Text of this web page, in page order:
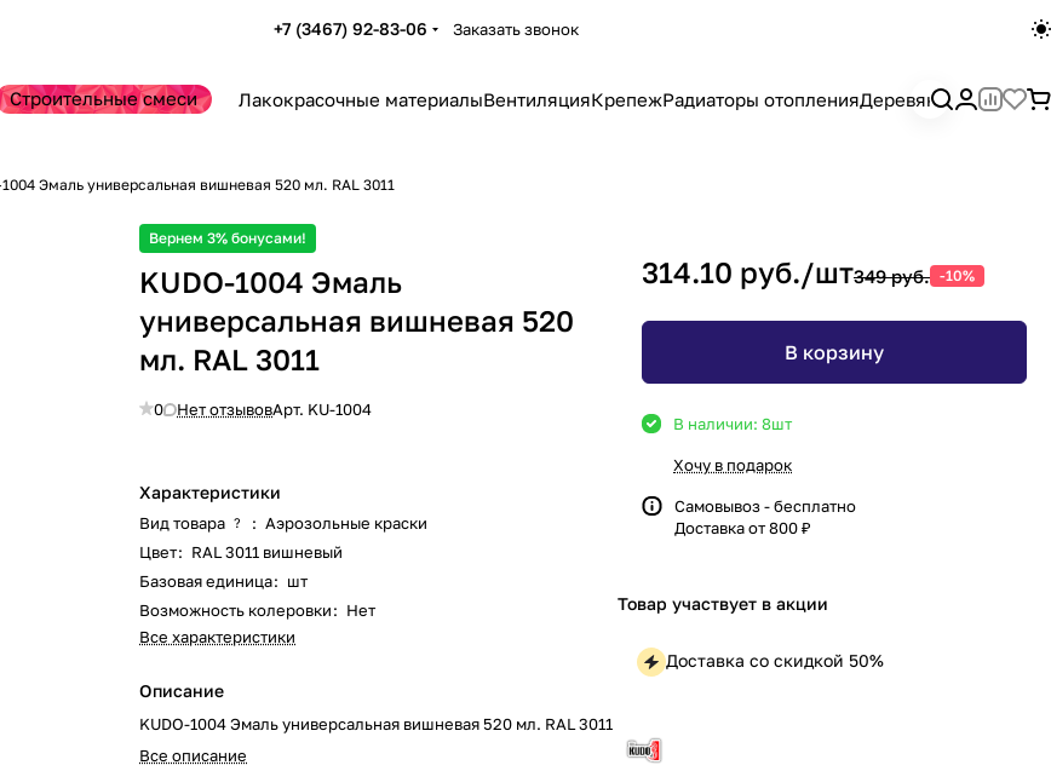
+7 (3467) 92-83-06 Заказать звонок
Строительные смеси Лакокрасочные материалыВентиляцияКрепежРадиаторы отопленияДеревянный
1004 Эмаль универсальная вишневая 520 мл. RAL 3011
Вернем 3% бонусами!
KUDO-1004 Эмаль
универсальная вишневая 520
мл. RAL 3011
0 Нет отзывовАрт. KU-1004
Характеристики
Вид товара ? : Аэрозольные краски
Цвет: RAL 3011 вишневый
Базовая единица: шт
Возможность колеровки: Нет
Все характеристики
Описание
KUDO-1004 Эмаль универсальная вишневая 520 мл. RAL 3011
Все описание
314.10 руб./шт349 руб. -10%
В корзину
В наличии: 8шт
Хочу в подарок
Самовывоз - бесплатно
Доставка от 800 ₽
Товар участвует в акции
Доставка со скидкой 50%